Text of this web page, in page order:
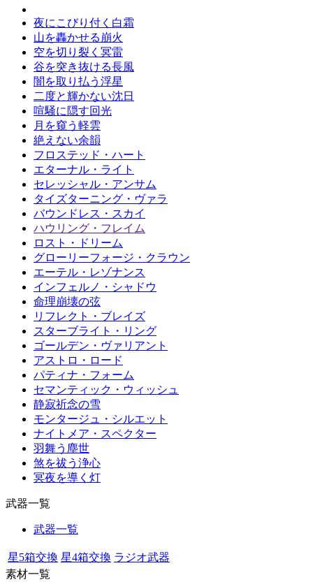
夜にこびり付く白霜
山を轟かせる崩火
空を切り裂く冥雷
谷を突き抜ける長風
闇を取り払う浮星
二度と輝かない沈日
喧騒に隠す回光
月を窺う軽雲
絶えない余韻
フロステッド・ハート
エターナル・ライト
セレッシャル・アンサム
タイズターニング・ヴァラ
バウンドレス・スカイ
ハウリング・フレイム
ロスト・ドリーム
グローリーフォージ・クラウン
エーテル・レゾナンス
インフェルノ・シャドウ
命理崩壊の弦
リフレクト・ブレイズ
スターブライト・リング
ゴールデン・ヴァリアント
アストロ・ロード
パティナ・フォーム
セマンティック・ウィッシュ
静寂祈念の雪
モンタージュ・シルエット
ナイトメア・スペクター
羽舞う塵世
煞を祓う浄心
冥夜を導く灯
武器一覧
武器一覧
星5箱交換 星4箱交換 ラジオ武器
素材一覧